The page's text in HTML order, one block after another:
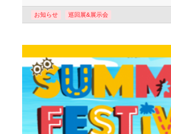
お知らせ 巡回展&展示会